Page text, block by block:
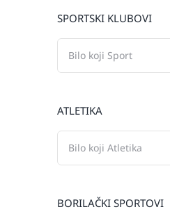
SPORTSKI KLUBOVI
ATLETIKA
BORILAČKI SPORTOVI